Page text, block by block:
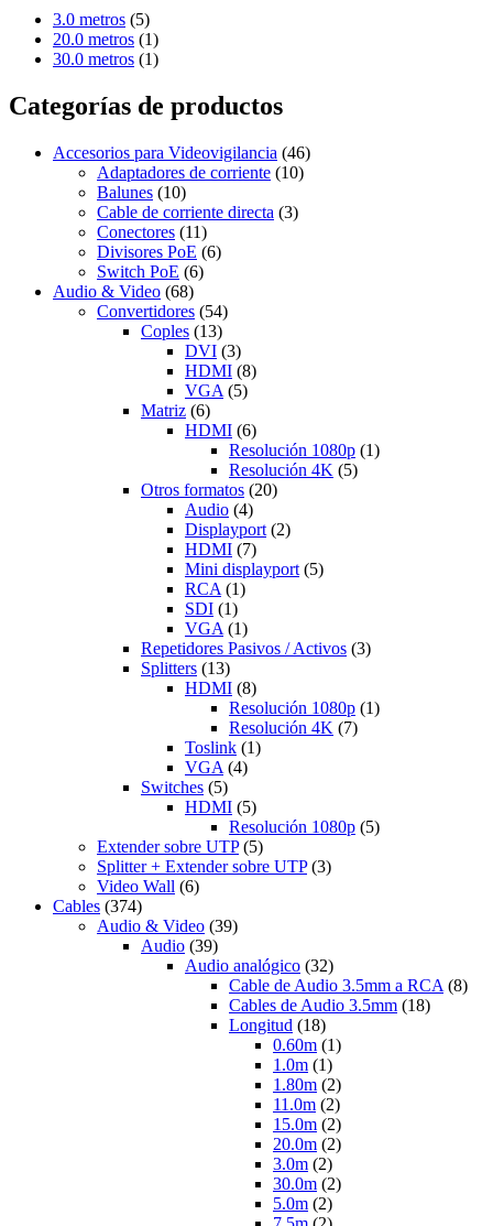
3.0 metros (5)
20.0 metros (1)
30.0 metros (1)
Categorías de productos
Accesorios para Videovigilancia (46)
Adaptadores de corriente (10)
Balunes (10)
Cable de corriente directa (3)
Conectores (11)
Divisores PoE (6)
Switch PoE (6)
Audio & Video (68)
Convertidores (54)
Coples (13)
DVI (3)
HDMI (8)
VGA (5)
Matriz (6)
HDMI (6)
Resolución 1080p (1)
Resolución 4K (5)
Otros formatos (20)
Audio (4)
Displayport (2)
HDMI (7)
Mini displayport (5)
RCA (1)
SDI (1)
VGA (1)
Repetidores Pasivos / Activos (3)
Splitters (13)
HDMI (8)
Resolución 1080p (1)
Resolución 4K (7)
Toslink (1)
VGA (4)
Switches (5)
HDMI (5)
Resolución 1080p (5)
Extender sobre UTP (5)
Splitter + Extender sobre UTP (3)
Video Wall (6)
Cables (374)
Audio & Video (39)
Audio (39)
Audio analógico (32)
Cable de Audio 3.5mm a RCA (8)
Cables de Audio 3.5mm (18)
Longitud (18)
0.60m (1)
1.0m (1)
1.80m (2)
11.0m (2)
15.0m (2)
20.0m (2)
3.0m (2)
30.0m (2)
5.0m (2)